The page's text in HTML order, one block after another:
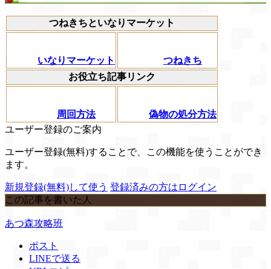
つねきちといなりマーケット
いなりマーケット
つねきち
お役立ち記事リンク
周回方法
偽物の処分方法
ユーザー登録のご案内
ユーザー登録(無料)することで、この機能を使うことができ
ます。
新規登録(無料)して使う 登録済みの方はログイン
この記事を書いた人
あつ森攻略班
ポスト
LINEで送る